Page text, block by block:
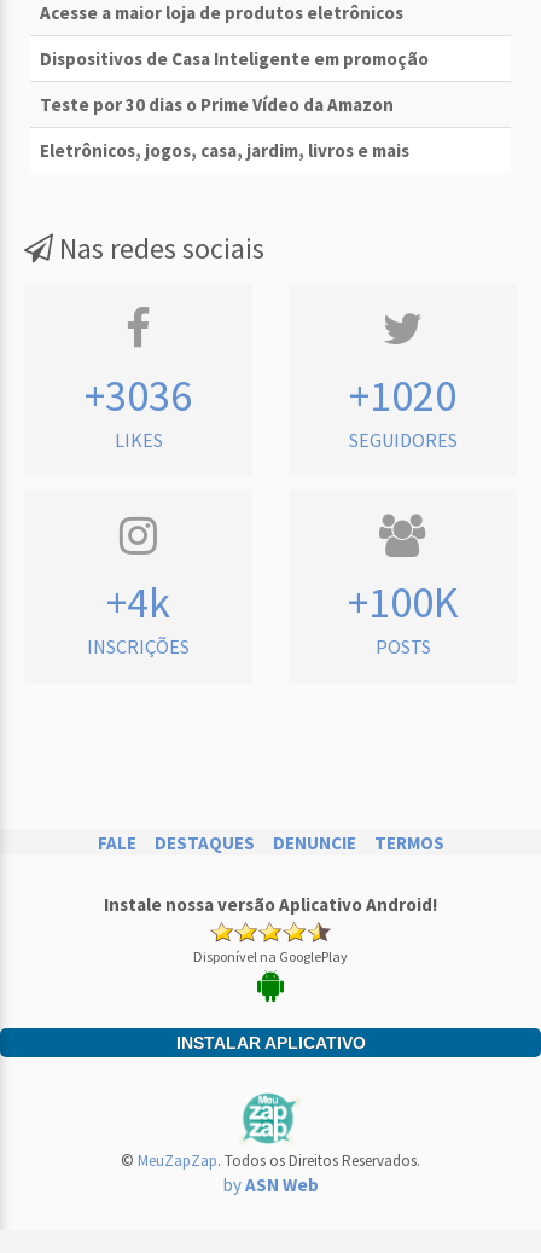
Acesse a maior loja de produtos eletrônicos
Dispositivos de Casa Inteligente em promoção
Teste por 30 dias o Prime Vídeo da Amazon
Eletrônicos, jogos, casa, jardim, livros e mais
Nas redes sociais
+3036
LIKES
+1020
SEGUIDORES
+4k
INSCRIÇÕES
+100K
POSTS
FALE DESTAQUES DENUNCIE TERMOS
Instale nossa versão Aplicativo Android!
Disponível na GooglePlay
INSTALAR APLICATIVO
© MeuZapZap. Todos os Direitos Reservados.
byASN Web